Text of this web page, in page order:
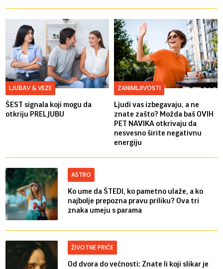
LJUBAV & VEZE
ŠEST signala koji mogu da
otkriju PRELJUBU
ZANIMLJIVOSTI
Ljudi vas izbegavaju, a ne
znate zašto? Možda baš OVIH
PET NAVIKA otkrivaju da
nesvesno širite negativnu
energiju
ASTRO
Ko ume da ŠTEDI, ko pametno ulaže, a ko
najbolje prepozna pravu priliku? Ova tri
znaka umeju s parama
ŽIVOTNE PRIČE
Od dvora do večnosti: Znate li koji slikar je